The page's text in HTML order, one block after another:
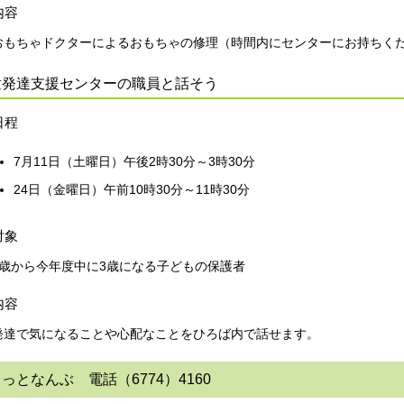
容
もちゃドクターによるおもちゃの修理（時間内にセンターにお持ちく
達支援センターの職員と話そう
程
7月11日（土曜日）午後2時30分～3時30分
24日（金曜日）午前10時30分～11時30分
象
から今年度中に3歳になる子どもの保護者
容
達で気になることや心配なことをひろば内で話せます。
っとなんぶ 電話（6774）4160